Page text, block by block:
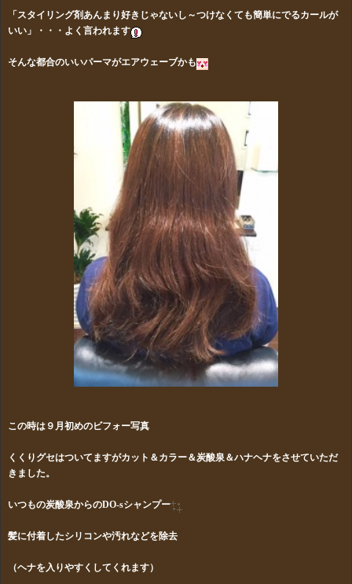
「スタイリング剤あんまり好きじゃないし～つけなくても簡単にでるカールが
いい」・・・ よく言われます
そんな都合のいいパーマがエアウェーブかも
この時は９月初めのビフォー写真
くくりグセはついてますがカット＆カラー＆炭酸泉＆ハナヘナをさせていただ
きました。
いつもの炭酸泉からのDO-sシャンプー
髪に付着したシリコンや汚れなどを除去
（ヘナを入りやすくしてくれます）